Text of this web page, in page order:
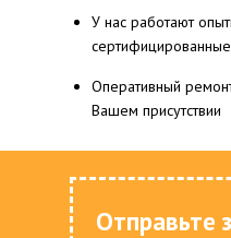
У нас работают
Оперативный
Вашем присутствии
Отправьте